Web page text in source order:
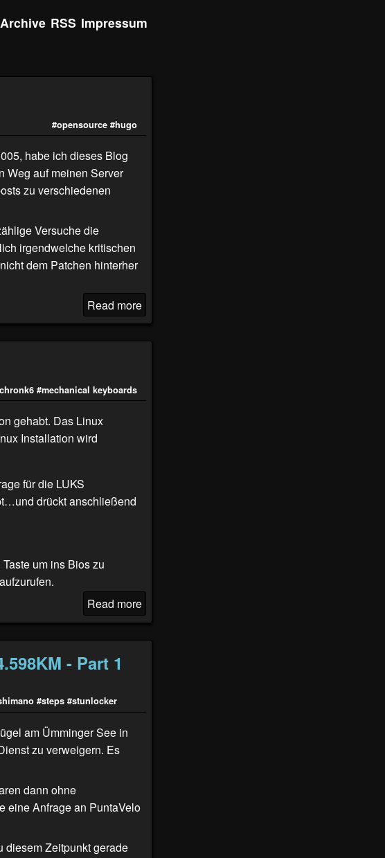
Archive RSS Impressum
#opensource #hugo
habe ich dieses Blog
Weg auf meinen Server
zu verschiedenen
Versuche die
irgendwelche kritischen
dem Patchen hinterher
Read more
#mechanical keyboards
gehabt. Das Linux
Installation wird
für die LUKS
drückt anschließend
um ins Bios zu
Read more
- Part 1
#steps #stunlocker
am Ümminger See in
zu verweigern. Es
dann ohne
eine Anfrage an PuntaVelo
diesem Zeitpunkt gerade